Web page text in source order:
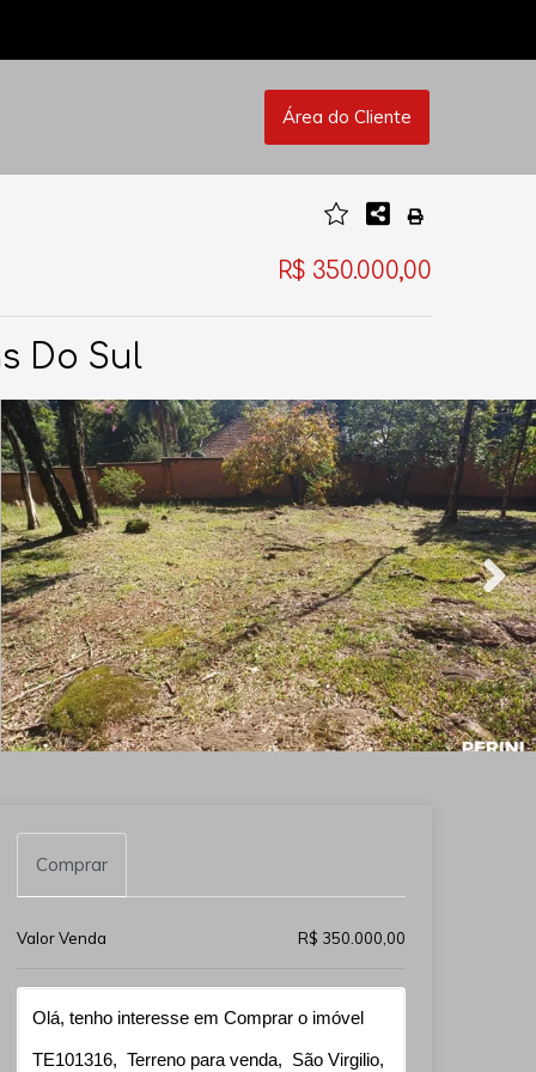
Área do Cliente
R$ 350.000,00
Do Sul
Comprar
Valor Venda R$ 350.000,00